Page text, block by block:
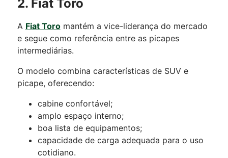
2. Fiat Toro
A Fiat Toromantém a vice-liderança do mercado
e segue como referência entre as picapes
intermediárias.
O modelo combina características de SUV e
picape, oferecendo:
cabine confortável;
amplo espaço interno;
boa lista de equipamentos;
capacidade de carga adequada para o uso
cotidiano.